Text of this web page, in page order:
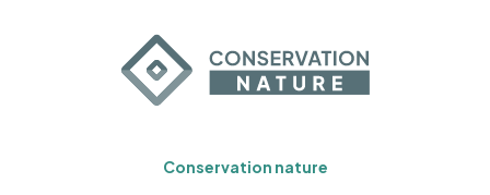
Conservation nature